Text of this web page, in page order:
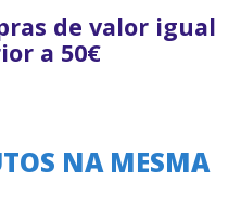
de valor igual
a 50€
NA MESMA